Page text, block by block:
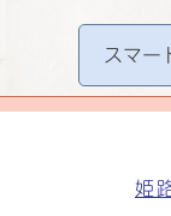
スマー
姫